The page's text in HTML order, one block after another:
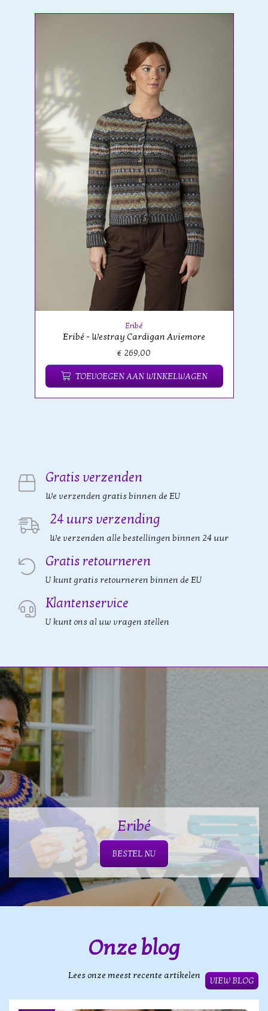
Eribé
Eribé - Westray Cardigan Aviemore
€ 269,00
TOEVOEGEN AAN WINKELWAGEN
Gratis verzenden
We verzenden gratis binnen de EU
24 uurs verzending
We verzenden alle bestellingen binnen 24 uur
Gratis retourneren
U kunt gratis retourneren binnen de EU
Klantenservice
U kunt ons al uw vragen stellen
Eribé
BESTEL NU
Onze blog
Lees onze meest recente artikelen
VIEW BLOG